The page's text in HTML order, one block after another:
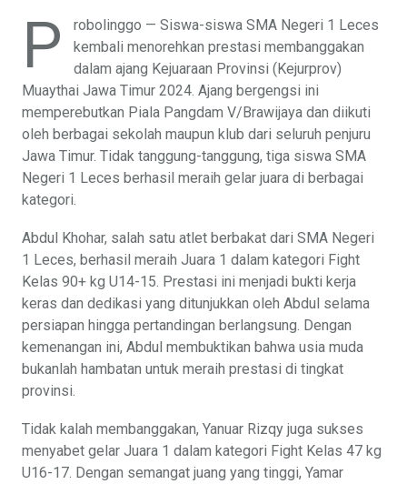
P
robolinggo — Siswa-siswa SMA Negeri 1 Leces
kembali menorehkan prestasi membanggakan
dalam ajang Kejuaraan Provinsi (Kejurprov)
Muaythai Jawa Timur 2024. Ajang bergengsi ini
memperebutkan Piala Pangdam V/Brawijaya dan diikuti
oleh berbagai sekolah maupun klub dari seluruh penjuru
Jawa Timur. Tidak tanggung-tanggung, tiga siswa SMA
Negeri 1 Leces berhasil meraih gelar juara di berbagai
kategori.
Abdul Khohar, salah satu atlet berbakat dari SMA Negeri
1 Leces, berhasil meraih Juara 1 dalam kategori Fight
Kelas 90+ kg U14-15. Prestasi ini menjadi bukti kerja
keras dan dedikasi yang ditunjukkan oleh Abdul selama
persiapan hingga pertandingan berlangsung. Dengan
kemenangan ini, Abdul membuktikan bahwa usia muda
bukanlah hambatan untuk meraih prestasi di tingkat
provinsi.
Tidak kalah membanggakan, Yanuar Rizqy juga sukses
menyabet gelar Juara 1 dalam kategori Fight Kelas 47 kg
U16-17. Dengan semangat juang yang tinggi, Yamar